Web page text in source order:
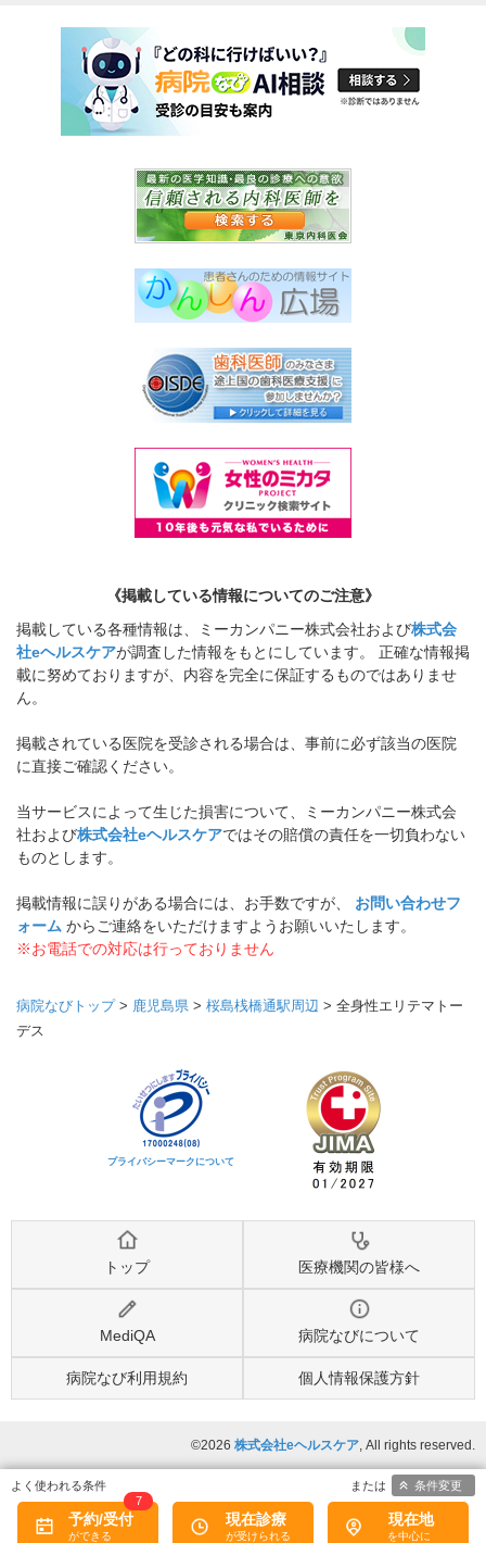
《掲載している情報についてのご注意》
掲載している各種情報は、ミーカンパニー株式会社および株式会
社eヘルスケアが調査した情報をもとにしています。 正確な情報掲
載に努めておりますが、内容を完全に保証するものではありませ
ん。
掲載されている医院を受診される場合は、事前に必ず該当の医院
に直接ご確認ください。
当サービスによって生じた損害について、ミーカンパニー株式会
社および株式会社eヘルスケアではその賠償の責任を一切負わない
ものとします。
掲載情報に誤りがある場合には、お手数ですが、 お問い合わせフ
ォーム からご連絡をいただけますようお願いいたします。
※お電話での対応は行っておりません
病院なびトップ> 鹿児島県 > 桜島桟橋通駅周辺 > 全身性エリテマトー
デス
プライバシーマークについて
トップ 医療機関の皆様へ
MediQA 病院なびについて
病院なび利用規約 個人情報保護方針
©2026 株式会社eヘルスケア, All rights reserved.
予約/受付
7
現在診療 現在地
条件変更